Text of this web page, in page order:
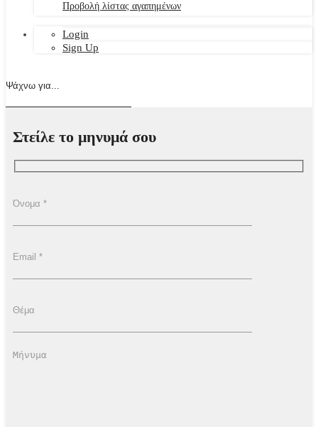
Προβολή λίστας αγαπημένων
Login
Sign Up
Στείλε το μηνυμά σου